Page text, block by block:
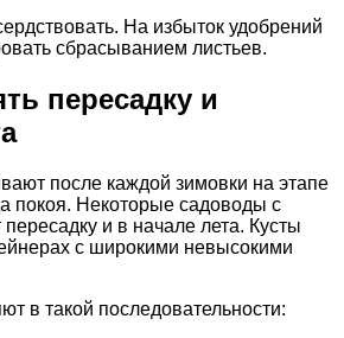
На избыток удобрений
сбрасыванием листьев.
пересадку и
после каждой зимовки на этапе
покоя. Некоторые садоводы с
и в начале лета. Кусты
с широкими невысокими
в такой последовательности: